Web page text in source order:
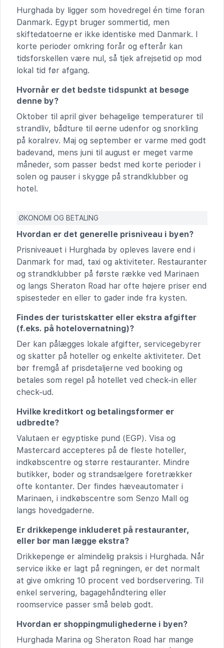
Hurghada by ligger som hovedregel én time foran
Danmark. Egypt bruger sommertid, men
skiftedatoerne er ikke identiske med Danmark. I
korte perioder omkring forår og efterår kan
tidsforskellen være nul, så tjek afrejsetid op mod
lokal tid før afgang.
Hvornår er det bedste tidspunkt at besøge
denne by?
Oktober til april giver behagelige temperaturer til
strandliv, bådture til øerne udenfor og snorkling
på koralrev. Maj og september er varme med godt
badevand, mens juni til august er meget varme
måneder, som passer bedst med korte perioder i
solen og pauser i skygge på strandklubber og
hotel.
ØKONOMI OG BETALING
Hvordan er det generelle prisniveau i byen?
Prisniveauet i Hurghada by opleves lavere end i
Danmark for mad, taxi og aktiviteter. Restauranter
og strandklubber på første række ved Marinaen
og langs Sheraton Road har ofte højere priser end
spisesteder en eller to gader inde fra kysten.
Findes der turistskatter eller ekstra afgifter
(f.eks. på hotelovernatning)?
Der kan pålægges lokale afgifter, servicegebyrer
og skatter på hoteller og enkelte aktiviteter. Det
bør fremgå af prisdetaljerne ved booking og
betales som regel på hotellet ved check-in eller
check-ud.
Hvilke kreditkort og betalingsformer er
udbredte?
Valutaen er egyptiske pund (EGP). Visa og
Mastercard accepteres på de fleste hoteller,
indkøbscentre og større restauranter. Mindre
butikker, boder og strandsælgere foretrækker
ofte kontanter. Der findes hæveautomater i
Marinaen, i indkøbscentre som Senzo Mall og
langs hovedgaderne.
Er drikkepenge inkluderet på restauranter,
eller bør man lægge ekstra?
Drikkepenge er almindelig praksis i Hurghada. Når
service ikke er lagt på regningen, er det normalt
at give omkring 10 procent ved bordservering. Til
enkel servering, bagagehåndtering eller
roomservice passer små beløb godt.
Hvordan er shoppingmulighederne i byen?
Hurghada Marina og Sheraton Road har mange